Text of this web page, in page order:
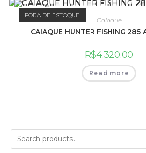
FORA DE ESTOQUE
Caiaque
CAIAQUE HUNTER FISHING 285
R$4.320.00
Read more